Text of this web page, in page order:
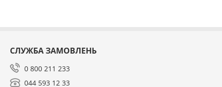
СЛУЖБА ЗАМОВЛЕНЬ
0 800 211 233
044 593 12 33